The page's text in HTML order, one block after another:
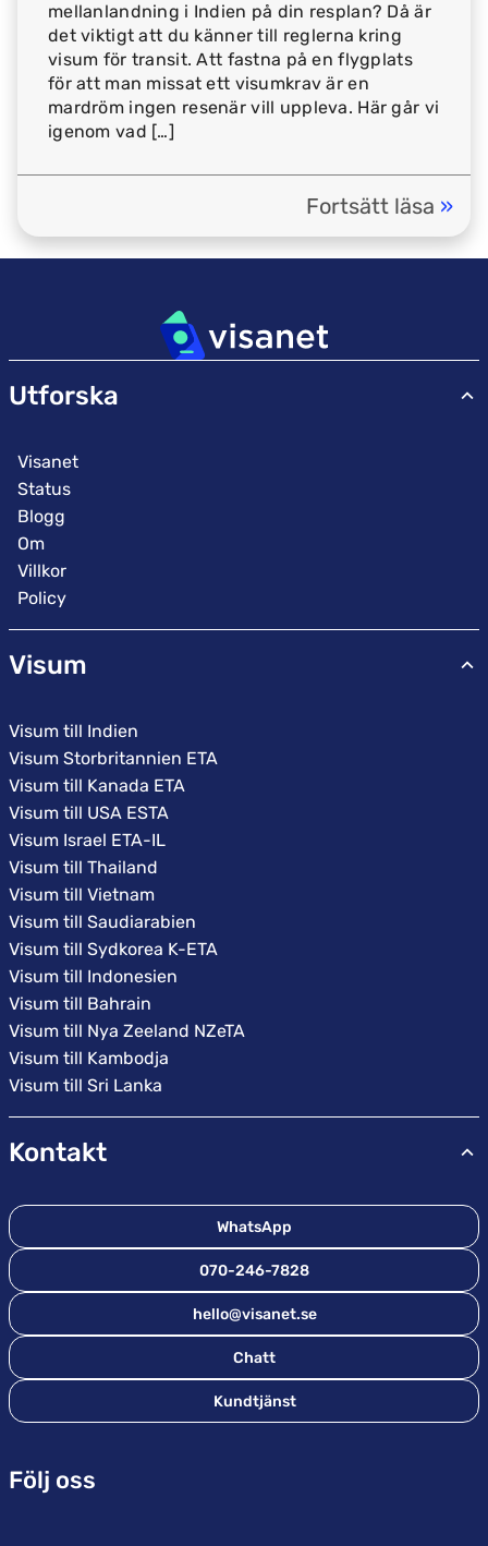
mellanlandning i Indien på din resplan? Då är
det viktigt att du känner till reglerna kring
visum för transit. Att fastna på en flygplats
för att man missat ett visumkrav är en
mardröm ingen resenär vill uppleva. Här går vi
igenom vad […]
Fortsätt läsa »
Utforska
Visanet
Status
Blogg
Om
Villkor
Policy
Visum
Visum till Indien
Visum Storbritannien ETA
Visum till Kanada ETA
Visum till USA ESTA
Visum Israel ETA-IL
Visum till Thailand
Visum till Vietnam
Visum till Saudiarabien
Visum till Sydkorea K-ETA
Visum till Indonesien
Visum till Bahrain
Visum till Nya Zeeland NZeTA
Visum till Kambodja
Visum till Sri Lanka
Kontakt
WhatsApp
070-246-7828
hello@visanet.se
Chatt
Kundtjänst
Följ oss